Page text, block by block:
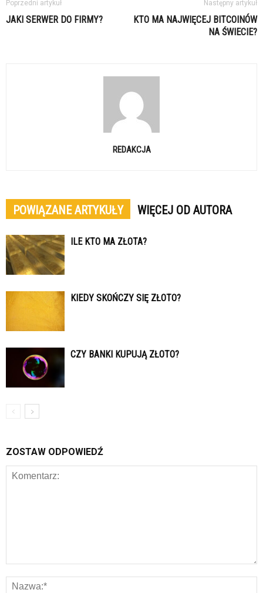
Poprzedni artykuł
JAKI SERWER DO FIRMY?
Następny artykuł
KTO MA NAJWIĘCEJ BITCOINÓW
NA ŚWIECIE?
REDAKCJA
POWIĄZANE ARTYKUŁY WIĘCEJ OD AUTORA
ILE KTO MA ZŁOTA?
KIEDY SKOŃCZY SIĘ ZŁOTO?
CZY BANKI KUPUJĄ ZŁOTO?
ZOSTAW ODPOWIEDŹ